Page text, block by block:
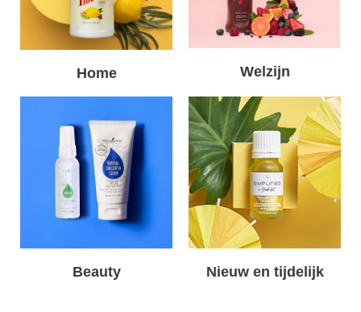
Home Welzijn
Beauty Nieuw en tijdelijk